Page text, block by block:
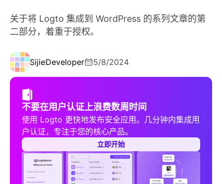
关于将 Logto 集成到 WordPress 的系列文章的第
二部分，着重于授权。
SijieDeveloper 5/8/2024
不要在用户认证上浪费数周时间
使用 Logto 更快地发布安全应用。几分钟内集成用
户认证，专注于您的核心产品。
立即开始